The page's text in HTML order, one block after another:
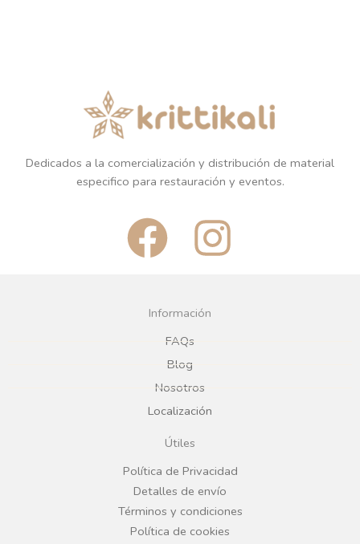
Dedicados a la comercialización y distribución de material
especifico para restauración y eventos.
F
a
c
e
b
o
o
k
I
n
g
r
a
Información
FAQs
Blog
Nosotros
Localización
Útiles
Política de Privacidad
Detalles de envío
Términos y condiciones
Política de cookies